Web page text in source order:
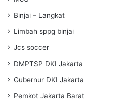
Binjai – Langkat
Limbah sppg binjai
Jcs soccer
DMPTSP DKI Jakarta
Gubernur DKI Jakarta
Pemkot Jakarta Barat